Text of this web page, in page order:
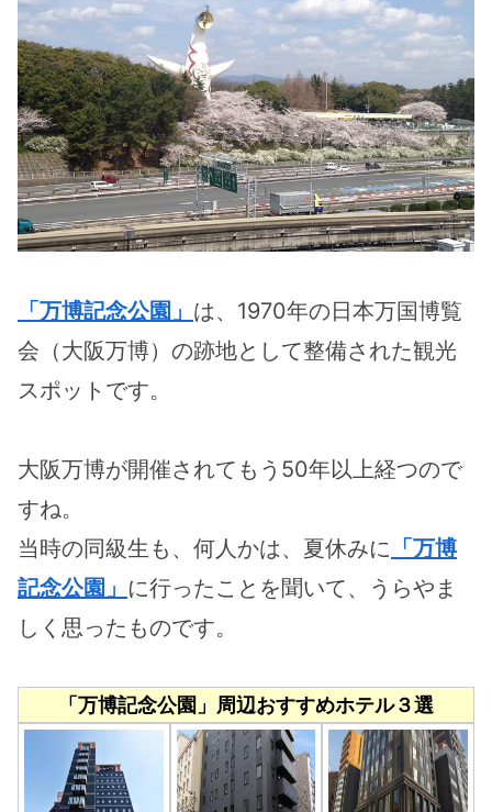
「万博記念公園」 は、1970年の日本万国博覧
会（大阪万博）の跡地として整備された観光
スポットです。
大阪万博が開催されてもう50年以上経つので
すね。
当時の同級生も、何人かは、夏休みに 「万博
記念公園」 に行ったことを聞いて、うらやま
しく思ったものです。
「万博記念公園」周辺おすすめホテル３選